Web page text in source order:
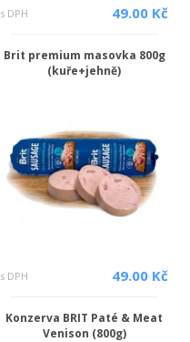
s DPH 49.00 Kč
Brit premium masovka 800g
(kuře+jehně)
s DPH 49.00 Kč
Konzerva BRIT Paté & Meat
Venison (800g)